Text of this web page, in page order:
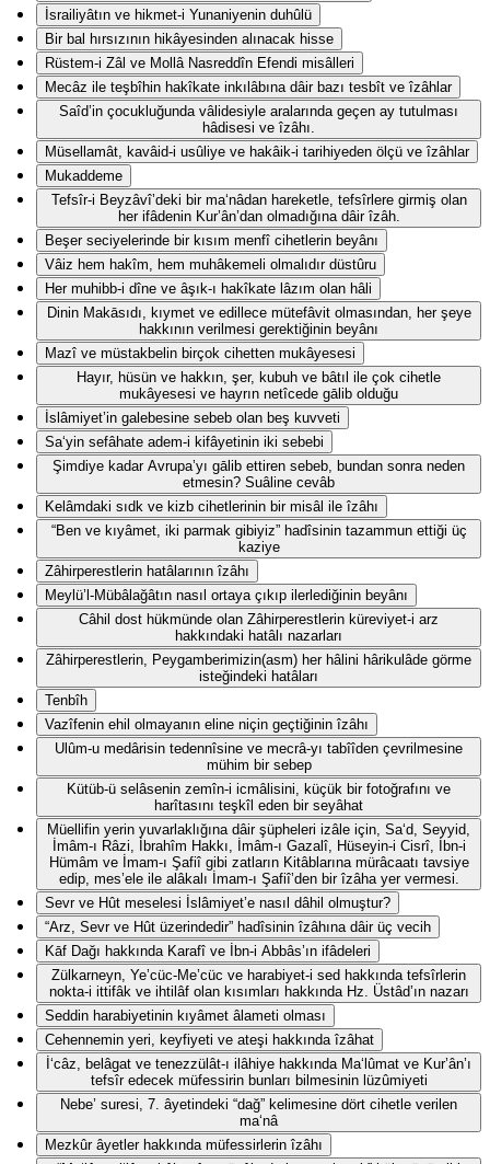
İsrailiyâtın ve hikmet-i Yunaniyenin duhûlü
Bir bal hırsızının hikâyesinden alınacak hisse
Rüstem-i Zâl ve Mollâ Nasreddîn Efendi misâlleri
Mecâz ile teşbîhin hakîkate inkılâbına dâir bazı tesbît ve îzâhlar
Saîd’in çocukluğunda vâlidesiyle aralarında geçen ay tutulması
hâdisesi ve îzâhı.
Müsellamât, kavâid-i usûliye ve hakâik-i tarihiyeden ölçü ve îzâhlar
Mukaddeme
Tefsîr-i Beyzâvî’deki bir ma‘nâdan hareketle, tefsîrlere girmiş olan
her ifâdenin Kur’ân’dan olmadığına dâir îzâh.
Beşer seciyelerinde bir kısım menfî cihetlerin beyânı
Vâiz hem hakîm, hem muhâkemeli olmalıdır düstûru
Her muhibb-i dîne ve âşık-ı hakîkate lâzım olan hâli
Dinin Makāsıdı, kıymet ve edillece mütefâvit olmasından, her şeye
hakkının verilmesi gerektiğinin beyânı
Mazî ve müstakbelin birçok cihetten mukâyesesi
Hayır, hüsün ve hakkın, şer, kubuh ve bâtıl ile çok cihetle
mukâyesesi ve hayrın netîcede gālib olduğu
İslâmiyet’in galebesine sebeb olan beş kuvveti
Sa‘yin sefâhate adem-i kifâyetinin iki sebebi
Şimdiye kadar Avrupa’yı gālib ettiren sebeb, bundan sonra neden
etmesin? Suâline cevâb
Kelâmdaki sıdk ve kizb cihetlerinin bir misâl ile îzâhı
“Ben ve kıyâmet, iki parmak gibiyiz” hadîsinin tazammun ettiği üç
kaziye
Zâhirperestlerin hatâlarının îzâhı
Meylü’l-Mübâlağâtın nasıl ortaya çıkıp ilerlediğinin beyânı
Câhil dost hükmünde olan Zâhirperestlerin küreviyet-i arz
hakkındaki hatâlı nazarları
Zâhirperestlerin, Peygamberimizin(asm) her hâlini hârikulâde görme
isteğindeki hatâları
Tenbîh
Vazîfenin ehil olmayanın eline niçin geçtiğinin îzâhı
Ulûm-u medârisin tedennîsine ve mecrâ-yı tabîîden çevrilmesine
mühim bir sebep
Kütüb-ü selâsenin zemîn-i icmâlisini, küçük bir fotoğrafını ve
harîtasını teşkîl eden bir seyâhat
Müellifin yerin yuvarlaklığına dâir şüpheleri izâle için, Sa‘d, Seyyid,
İmâm-ı Râzi, İbrahîm Hakkı, İmâm-ı Gazalî, Hüseyin-i Cisrî, İbn-i
Hümâm ve İmam-ı Şafiî gibi zatların Kitâblarına mürâcaatı tavsiye
edip, mes’ele ile alâkalı İmam-ı Şafiî’den bir îzâha yer vermesi.
Sevr ve Hût meselesi İslâmiyet’e nasıl dâhil olmuştur?
“Arz, Sevr ve Hût üzerindedir” hadîsinin îzâhına dâir üç vecih
Kāf Dağı hakkında Karafî ve İbn-i Abbâs’ın ifâdeleri
Zülkarneyn, Ye’cüc-Me’cüc ve harabiyet-i sed hakkında tefsîrlerin
nokta-i ittifâk ve ihtilâf olan kısımları hakkında Hz. Üstâd’ın nazarı
Seddin harabiyetinin kıyâmet âlameti olması
Cehennemin yeri, keyfiyeti ve ateşi hakkında îzâhat
İ‘câz, belâgat ve tenezzülât-ı ilâhiye hakkında Ma‘lûmat ve Kur’ân’ı
tefsîr edecek müfessirin bunları bilmesinin lüzûmiyeti
Nebe’ suresi, 7. âyetindeki “dağ” kelimesine dört cihetle verilen
ma‘nâ
Mezkûr âyetler hakkında müfessirlerin îzâhı